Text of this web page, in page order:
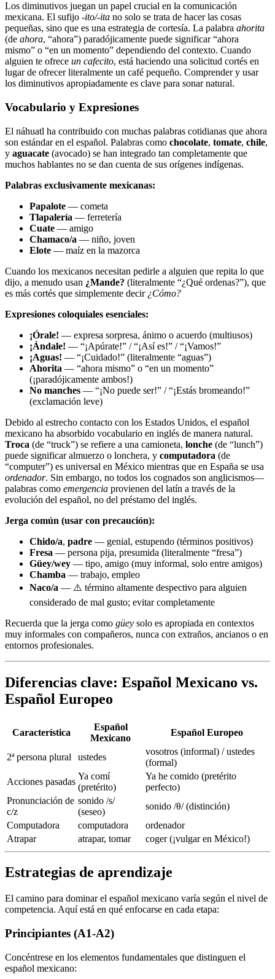
Los diminutivos juegan un papel crucial en la comunicación
mexicana. El sufijo -ito/-ita no solo se trata de hacer las cosas
pequeñas, sino que es una estrategia de cortesía. La palabra ahorita
(de ahora, “ahora”) paradójicamente puede significar “ahora
mismo” o “en un momento” dependiendo del contexto. Cuando
alguien te ofrece un cafecito, está haciendo una solicitud cortés en
lugar de ofrecer literalmente un café pequeño. Comprender y usar
los diminutivos apropiadamente es clave para sonar natural.
Vocabulario y Expresiones
El náhuatl ha contribuido con muchas palabras cotidianas que ahora
son estándar en el español. Palabras como chocolate, tomate, chile,
y aguacate (avocado) se han integrado tan completamente que
muchos hablantes no se dan cuenta de sus orígenes indígenas.
Palabras exclusivamente mexicanas:
Papalote — cometa
Tlapalería — ferretería
Cuate — amigo
Chamaco/a — niño, joven
Elote — maíz en la mazorca
Cuando los mexicanos necesitan pedirle a alguien que repita lo que
dijo, a menudo usan ¿Mande? (literalmente “¿Qué ordenas?”), que
es más cortés que simplemente decir ¿Cómo?
Expresiones coloquiales esenciales:
¡Órale! — expresa sorpresa, ánimo o acuerdo (multiusos)
¡Ándale! — “¡Apúrate!” / “¡Así es!” / “¡Vamos!”
¡Aguas! — “¡Cuidado!” (literalmente “aguas”)
Ahorita — “ahora mismo” o “en un momento”
(¡paradójicamente ambos!)
No manches — “¡No puede ser!” / “¡Estás bromeando!”
(exclamación leve)
Debido al estrecho contacto con los Estados Unidos, el español
mexicano ha absorbido vocabulario en inglés de manera natural.
Troca (de “truck”) se refiere a una camioneta, lonche (de “lunch”)
puede significar almuerzo o lonchera, y computadora (de
“computer”) es universal en México mientras que en España se usa
ordenador. Sin embargo, no todos los cognados son anglicismos—
palabras como emergencia provienen del latín a través de la
evolución del español, no del préstamo del inglés.
Jerga común (usar con precaución):
Chido/a, padre — genial, estupendo (términos positivos)
Fresa — persona pija, presumida (literalmente “fresa”)
Güey/wey — tipo, amigo (muy informal, solo entre amigos)
Chamba — trabajo, empleo
Naco/a — ⚠️ término altamente despectivo para alguien
considerado de mal gusto; evitar completamente
Recuerda que la jerga como güey solo es apropiada en contextos
muy informales con compañeros, nunca con extraños, ancianos o en
entornos profesionales.
Diferencias clave: Español Mexicano vs.
Español Europeo
Característica
Español
Mexicano
Español Europeo
2ª persona plural ustedes
vosotros (informal) / ustedes
(formal)
Acciones pasadas
Ya comí
(pretérito)
Ya he comido (pretérito
perfecto)
Pronunciación de
c/z
sonido /s/
(seseo)
sonido /θ/ (distinción)
Computadora
computadora
ordenador
Atrapar
atrapar, tomar coger (¡vulgar en México!)
Estrategias de aprendizaje
El camino para dominar el español mexicano varía según el nivel de
competencia. Aquí está en qué enfocarse en cada etapa:
Principiantes (A1-A2)
Concéntrese en los elementos fundamentales que distinguen el
español mexicano: